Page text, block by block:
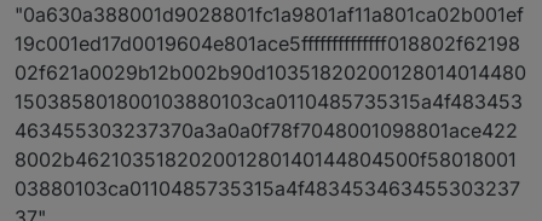
"0a630a388001d9028801fc1a9801af11a801ca02b001ef
19c001ed17d0019604e801ace5ffffffffffffff018802f62198
02f621a0029b12b002b90d10351820200128014014480
150385801800103880103ca0110485735315a4f483453
463455303237370a3a0a0f78f7048001098801ace422
8002b462103518202001280140144804500f58018001
03880103ca0110485735315a4f483453463455303237